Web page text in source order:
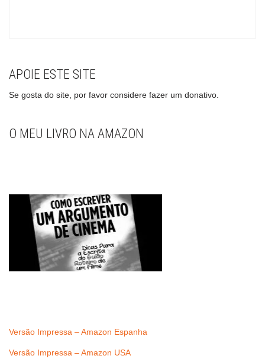
APOIE ESTE SITE
Se gosta do site, por favor considere fazer um donativo.
O MEU LIVRO NA AMAZON
Versão Impressa – Amazon Espanha
Versão Impressa – Amazon USA